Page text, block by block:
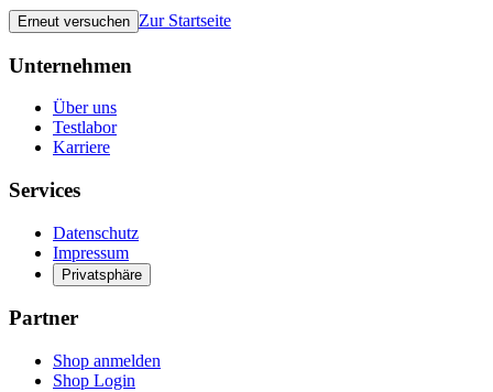
Erneut versuchen Zur Startseite
Unternehmen
Über uns
Testlabor
Karriere
Services
Datenschutz
Impressum
Privatsphäre
Partner
Shop anmelden
Shop Login